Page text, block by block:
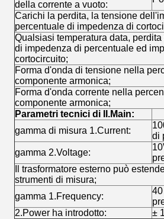
della corrente a vuoto:
Carichi la perdita, la tensione
percentuale di impedenza di
Qualsiasi temperatura data,
di impedenza di percentuale ed
cortocircuito;
Forma d'onda di tensione nella
componente armonica;
Forma d'onda corrente nella
componente armonica;
Parametri tecnici di II.Main:
gamma di misura 1.Current:
di
gamma 2.Voltage:
Il trasformatore esterno può
strumenti di misura;
gamma 1.Frequency:
2.Power ha introdotto:
±